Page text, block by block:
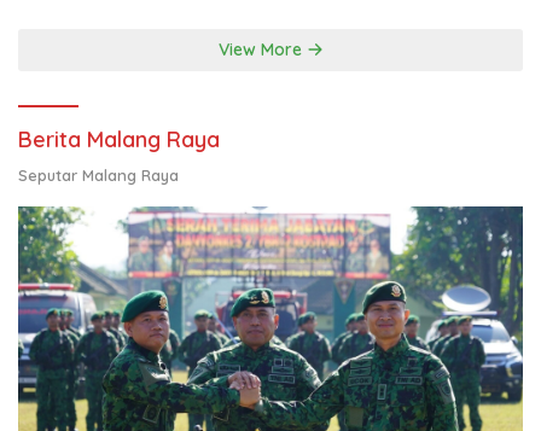
View More
Berita Malang Raya
Seputar Malang Raya